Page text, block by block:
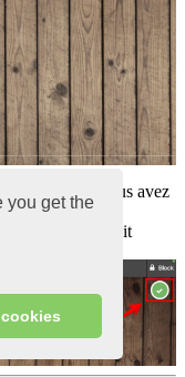
you get the
dont vous avez
supérieur droit